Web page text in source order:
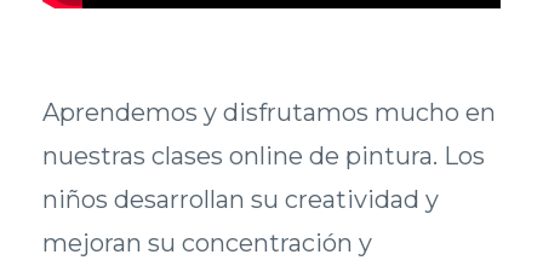
Aprendemos y disfrutamos mucho en
nuestras clases online de pintura. Los
niños desarrollan su creatividad y
mejoran su concentración y